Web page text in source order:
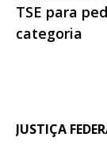
TSE para
categoria
JUSTIÇA